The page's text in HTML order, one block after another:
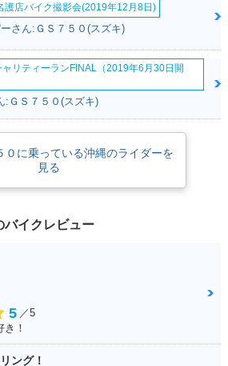
護店バイク撮影会(2019年12月8日)
さん:ＧＳ７５０(スズキ)
ャリティーランFINAL（2019年6月30日開
:ＧＳ７５０(スズキ)
０に乗っている沖縄のライダーを
見る
バイクレビュー
5 ／5
！
ング！